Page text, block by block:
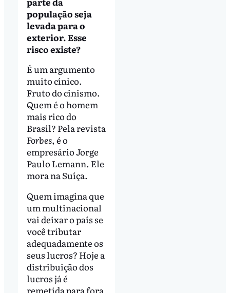
população seja
levada para o
exterior. Esse
risco existe?
É um argumento
muito cínico.
Fruto do cinismo.
Quem é o homem
mais rico do
Brasil? Pela revista
Forbes, é o
empresário Jorge
Paulo Lemann. Ele
mora na Suíça.
Quem imagina que
um multinacional
vai deixar o país se
você tributar
adequadamente os
seus lucros? Hoje a
distribuição dos
lucros já é
remetida para fora